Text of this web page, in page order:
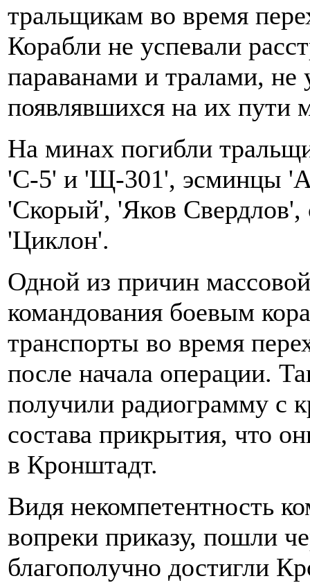
тральщикам во время
Корабли не успевали
параванами и тралами, не
появлявшихся на их пути
На минах погибли
'С-5' и 'Щ-301', эсминцы
'Скорый', 'Яков Свердлов',
'Циклон'.
Одной из причин
командования боевым
транспорты во время
после начала операции.
получили радиограмму с
состава прикрытия, что
в Кронштадт.
Видя некомпетентность
вопреки приказу, пошли
благополучно достигли